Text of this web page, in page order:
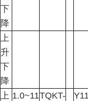
下
降
上
升
下
降
上 1.0~11TQKT-